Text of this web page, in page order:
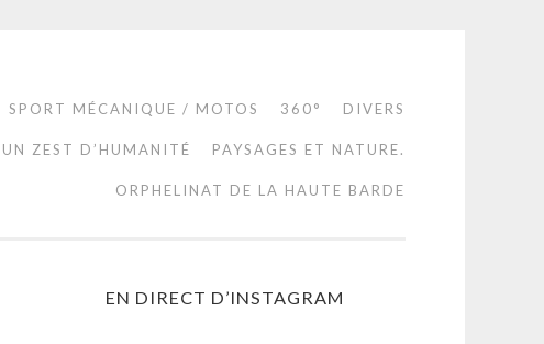
SPORT MÉCANIQUE / MOTOS 360° DIVERS
UN ZEST D’HUMANITÉ PAYSAGES ET NATURE.
ORPHELINAT DE LA HAUTE BARDE
EN DIRECT D’INSTAGRAM